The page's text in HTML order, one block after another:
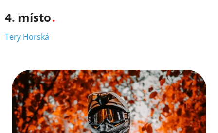
4. místo
Tery Horská